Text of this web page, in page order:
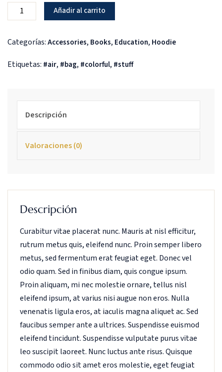
Añadir al carrito
Categorías:Accessories, Books, Education, Hoodie
Etiquetas: air, bag, colorful, stuff
Descripción
Valoraciones (0)
Descripción
Curabitur vitae placerat nunc. Mauris at nisl efficitur,
rutrum metus quis, eleifend nunc. Proin semper libero
metus, sed fermentum erat feugiat eget. Donec vel
odio quam. Sed in finibus diam, quis congue ipsum.
Proin aliquam, mi nec molestie ornare, tellus nisl
eleifend ipsum, at varius nisi augue non eros. Nulla
venenatis ligula eros, at iaculis magna aliquet ac. Sed
faucibus semper ante a ultrices. Suspendisse euismod
eleifend tincidunt. Suspendisse vulputate purus vitae
leo suscipit laoreet. Nunc luctus ante risus. Quisque
commodo odio sit amet eros molestie, eget feugiat